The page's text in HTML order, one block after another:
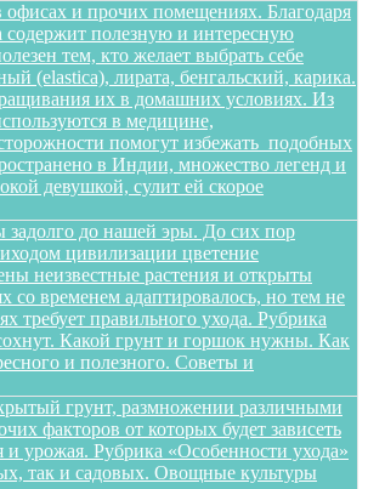
офисах и прочих помещениях. Благодаря
содержит полезную и интересную
тем, кто желает выбрать себе
(elastica), лирата, бенгальский, карика.
их в домашних условиях. Из
в медицине,
помогут избежать подобных
в Индии, множество легенд и
девушкой, сулит ей скорое
задолго до нашей эры. До сих пор
цивилизации цветение
неизвестные растения и открыты
временем адаптировалось, но тем не
правильного ухода. Рубрика
Какой грунт и горшок нужны. Как
и полезного. Советы и
грунт, размножении различными
факторов от которых будет зависеть
и урожая. Рубрика «Особенности ухода»
так и садовых. Овощные культуры